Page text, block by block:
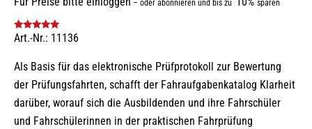
– oder abonnieren und bis zu sparen
Bewertet mit
Art.-Nr.: 11136
Als Basis für das elektronische Prüfprotokoll zur Bewertung
der Prüfungsfahrten, schafft der Fahraufgabenkatalog Klarheit
darüber, worauf sich die Ausbildenden und ihre Fahrschüler
und Fahrschülerinnen in der praktischen Fahrprüfung